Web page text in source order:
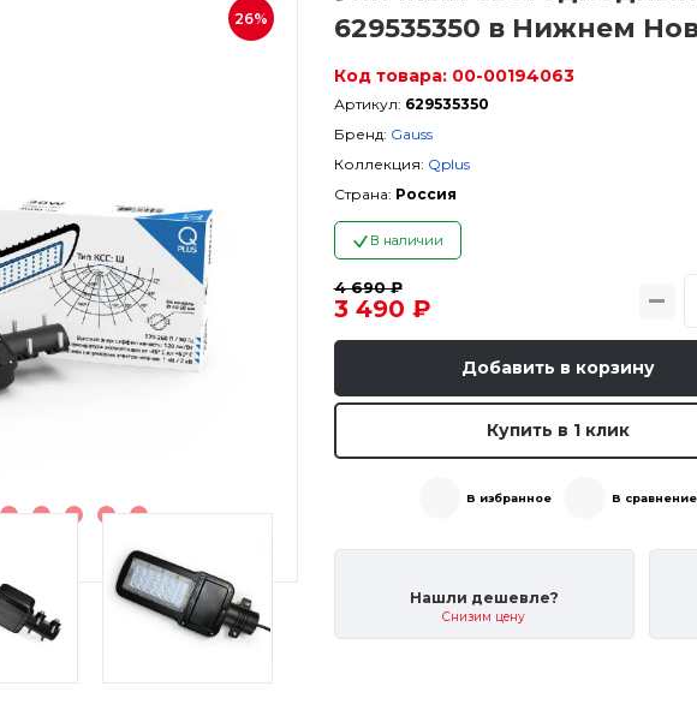
26%
629535350 в Нижнем
Код товара: 00-00194063
Артикул: 629535350
Бренд: Gauss
Коллекция: Qplus
Страна: Россия
В наличии
4 690 ₽
3 490 ₽
Добавить в корзину
Купить в 1 клик
В избранное В сравнение
Нашли дешевле?
Снизим цену